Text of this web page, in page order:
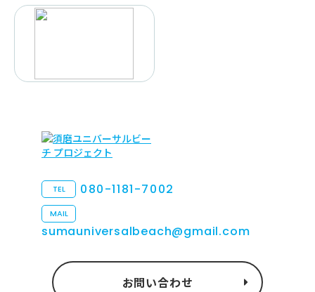
TEL 080-1181-7002
MAIL
sumauniversalbeach@gmail.com
お問い合わせ